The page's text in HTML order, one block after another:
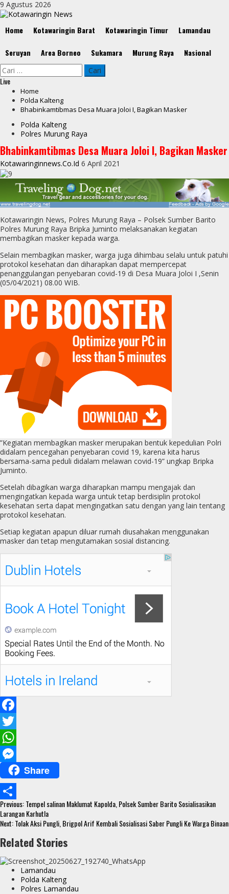
Skip
to
9 Agustus 2026
Menu
Home Kotawaringin Barat Kotawaringin Timur Lamandau
Seruyan Area Borneo Sukamara Murung Raya Nasional
Cari
untuk:
Live
Home
Polda Kalteng
Bhabinkamtibmas Desa Muara Joloi I, Bagikan Masker
Polda Kalteng
Polres Murung Raya
Bhabinkamtibmas Desa Muara Joloi I, Bagikan Masker
Kotawaringinnews.co.id 6 April 2021
Kotawaringin News, Polres Murung Raya – Polsek Sumber Barito
Polres Murung Raya Bripka Juminto melaksanakan kegiatan
membagikan masker kepada warga.
Selain membagikan masker, warga juga dihimbau selalu untuk patuhi
protokol kesehatan dan diharapkan dapat mempercepat
penanggulangan penyebaran covid-19 di Desa Muara Joloi I ,Senin
(05/04/2021) 08.00 WIB.
”Kegiatan membagikan masker merupakan bentuk kepedulian Polri
didalam pencegahan penyebaran covid 19, karena kita harus
bersama-sama peduli didalam melawan covid-19” ungkap Bripka
Juminto.
Setelah dibagikan warga diharapkan mampu mengajak dan
mengingatkan kepada warga untuk tetap berdisiplin protokol
kesehatan serta dapat mengingatkan satu dengan yang lain tentang
protokol kesehatan.
Setiap kegiatan apapun diluar rumah diusahakan menggunakan
masker dan tetap mengutamakan sosial distancing.
F
a
c
b
o
o
T
w
t
t
e
W
a
t
s
p
e
s
s
g
Share
S
h
a
r
Continue
Reading
Previous:Tempel salinan Maklumat Kapolda, Polsek Sumber Barito Sosialisasikan
Larangan Karhutla
Next:Tolak Aksi Pungli, Brigpol Arif Kembali Sosialisasi Saber Pungli Ke Warga Binaan
Related Stories
Lamandau
Polda Kalteng
Polres Lamandau